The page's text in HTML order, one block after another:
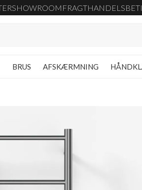
SHOWROOM FRAGT
BRUS AFSKÆRMNING